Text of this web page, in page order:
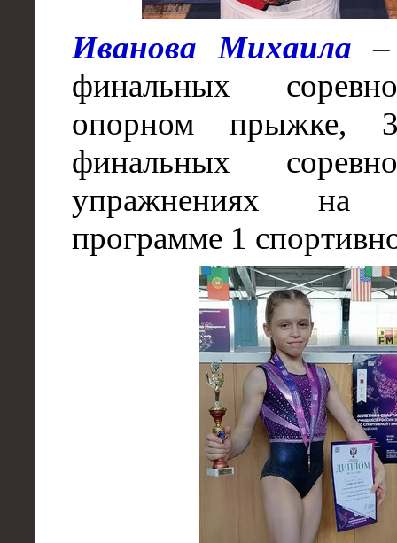
Иванова Михаила
финальных
опорном прыжке,
финальных
упражнениях
программе 1